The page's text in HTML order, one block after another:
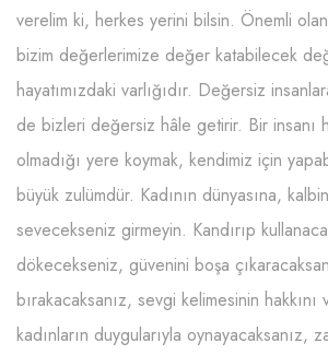
verelim ki, herkes yerini bilsin. Önemli
bizim değerlerimize değer katabilecek
hayatımızdaki varlığıdır. Değersiz
de bizleri değersiz hâle getirir. Bir insanı
olmadığı yere koymak, kendimiz için
büyük zulümdür. Kadının dünyasına,
sevecekseniz girmeyin. Kandırıp
dökecekseniz, güvenini boşa
bırakacaksanız, sevgi kelimesinin
kadınların duygularıyla oynayacaksanız,